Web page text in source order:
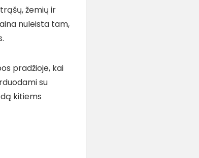
žemių ir
nuleista tam,
pradžioje, kai
su
kitiems